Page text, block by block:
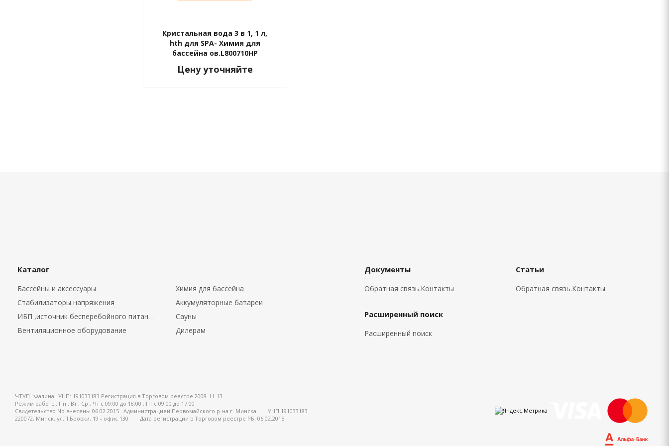
Кристальная вода 3 в 1, 1 л,
hth для SPA- Химия для
бассейна ов.L800710HP
Цену уточняйте
Каталог
Бассейны и аксессуары
Химия для бассейна
Стабилизаторы напряжения
Аккумуляторные батареи
ИБП ,источник бесперебойного питания.
Сауны
Вентиляционное оборудование
Дилерам
Документы
Обратная связь.Контакты
Статьи
Обратная связь.Контакты
Расширенный поиск
Расширенный поиск
ЧТУП "Фалина" УНП: 191033183 Регистрация в Торговом реестре 2008-11-13
Режим работы: Пн , Вт , Ср , Чт c 09:00 до 18:00 ; Пт c 09:00 до 17:00
Свидетельство No внесены 06.02.2015 . Администрацией Первомайского р-на г. Минска
УНП 191033183
220072, Минск, ул.П.Бровки, 19 - офис 130
Дата регистрации в Торговом реестре РБ: 06.02.2015